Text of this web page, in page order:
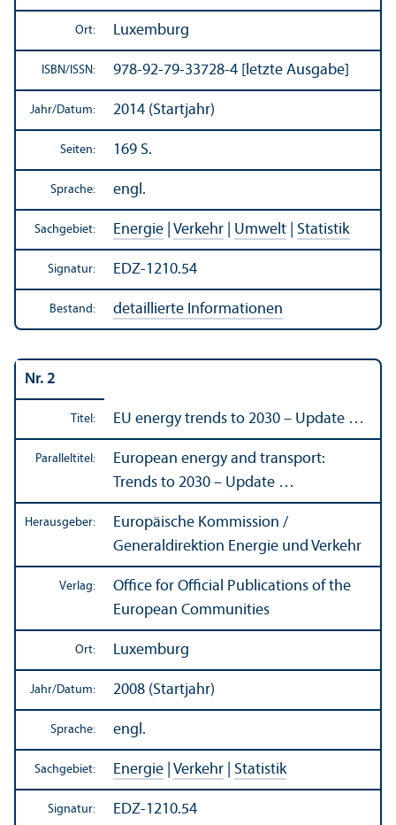
Ort: Luxemburg
ISBN/ ISSN: 978-92-79-33728-4 [letzte Ausgabe]
Jahr/Datum: 2014 (Startjahr)
Seiten: 169 S.
Sprache: engl.
Sachgebiet: Energie Verkehr Umwelt Statistik
Signatur: EDZ-1210.54
Bestand: detaillierte Informationen
Nr. 2
Titel: EU energy trends to 2030 – Update …
Paralleltitel:
European energy and trans­port:
Trends to 2030 – Update …
Herausgeber:
Europäische Kommission /
Generaldirektion Energie und Verkehr
Verlag:
Office for Official Publications of the
European Communities
Ort: Luxemburg
Jahr/Datum: 2008 (Startjahr)
Sprache: engl.
Sachgebiet: Energie Verkehr Statistik
Signatur: EDZ-1210.54